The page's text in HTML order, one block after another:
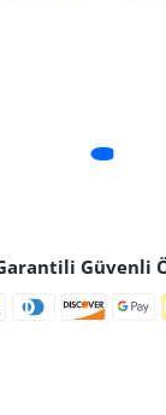
Güvenli